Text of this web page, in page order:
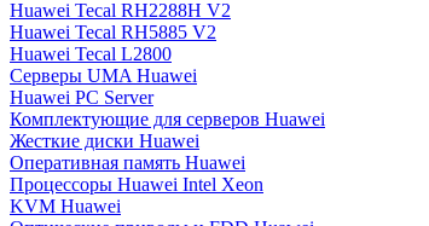
Huawei Tecal RH2288H V2
Huawei Tecal RH5885 V2
Huawei Tecal L2800
Серверы UMA Huawei
Huawei PC Server
Комплектующие для серверов Huawei
Жесткие диски Huawei
Оперативная память Huawei
Процессоры Huawei Intel Xeon
KVM Huawei